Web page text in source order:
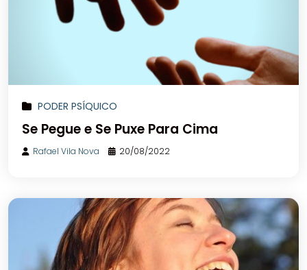
PODER PSÍQUICO
Se Pegue e Se Puxe Para Cima
Rafael Vila Nova 20/08/2022